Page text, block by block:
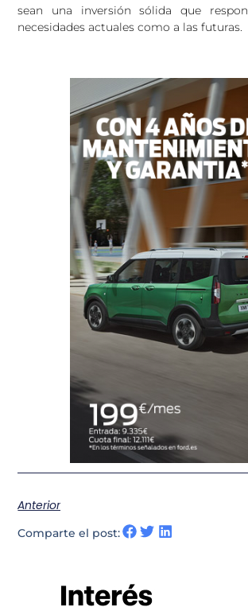
sean una inversión sólida que
necesidades actuales como a las futuras.
Anterior
Comparte el post: